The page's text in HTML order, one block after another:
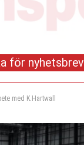
för nyhetsbrev
med K.Hartwall